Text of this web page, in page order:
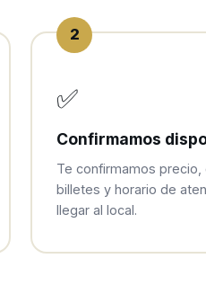
2
✅
Confirmamos
Te confirmamos precio,
billetes y horario de
llegar al local.